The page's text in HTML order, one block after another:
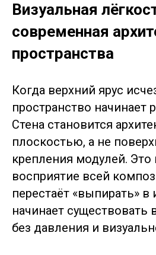
Визуальная
современная
пространства
Когда верхний ярус
пространство начинает
Стена становится
плоскостью, а не
крепления модулей. Это
восприятие всей
перестаёт «выпирать» в
начинает существовать
без давления и